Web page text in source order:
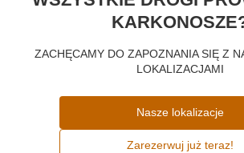
ZACHĘCAMY DO ZAPOZNANIA SIĘ Z
LOKALIZACJAMI
Nasze lokalizacje
Zarezerwuj już teraz!